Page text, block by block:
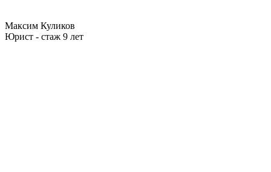
Максим Куликов
Юрист - стаж 9 лет